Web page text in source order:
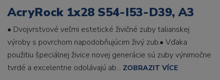
AcryRock 1x28 S54-I53-D39, A3
• Dvojvrstvové veľmi estetické živičné zuby talianskej
výroby s povrchom napodobňujúcim živý zub.• Vďaka
použitiu špeciálnej živice novej generácie sú zuby výnimočne
tvrdé a excelentne odolávajú ab... ZOBRAZIT VÍCE